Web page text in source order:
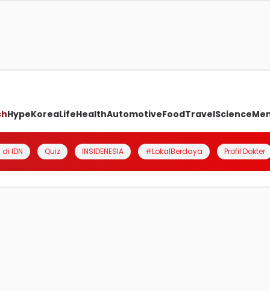
HypeKoreaLifeHealthAutomotiveFoodTravelScience
IDN Quiz INSIDENESIA #LokalBerdaya Profil Dokter